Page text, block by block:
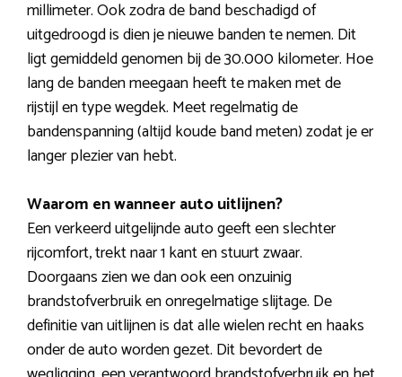
millimeter. Ook zodra de band beschadigd of
uitgedroogd is dien je nieuwe banden te nemen. Dit
ligt gemiddeld genomen bij de 30.000 kilometer. Hoe
lang de banden meegaan heeft te maken met de
rijstijl en type wegdek. Meet regelmatig de
bandenspanning (altijd koude band meten) zodat je er
langer plezier van hebt.
Waarom en wanneer auto uitlijnen?
Een verkeerd uitgelijnde auto geeft een slechter
rijcomfort, trekt naar 1 kant en stuurt zwaar.
Doorgaans zien we dan ook een onzuinig
brandstofverbruik en onregelmatige slijtage. De
definitie van uitlijnen is dat alle wielen recht en haaks
onder de auto worden gezet. Dit bevordert de